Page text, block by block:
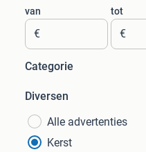
van
€
tot
€
Categorie
Diversen
Alle advertenties
Kerst